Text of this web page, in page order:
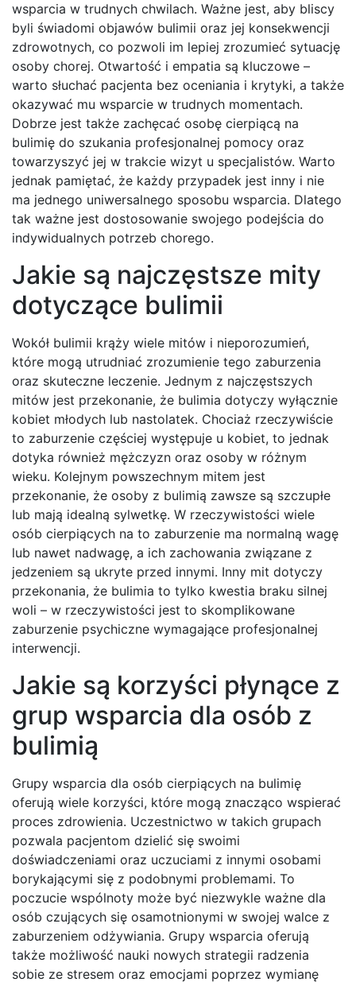
wsparcia w trudnych chwilach. Ważne jest, aby bliscy
byli świadomi objawów bulimii oraz jej konsekwencji
zdrowotnych, co pozwoli im lepiej zrozumieć sytuację
osoby chorej. Otwartość i empatia są kluczowe –
warto słuchać pacjenta bez oceniania i krytyki, a także
okazywać mu wsparcie w trudnych momentach.
Dobrze jest także zachęcać osobę cierpiącą na
bulimię do szukania profesjonalnej pomocy oraz
towarzyszyć jej w trakcie wizyt u specjalistów. Warto
jednak pamiętać, że każdy przypadek jest inny i nie
ma jednego uniwersalnego sposobu wsparcia. Dlatego
tak ważne jest dostosowanie swojego podejścia do
indywidualnych potrzeb chorego.
Jakie są najczęstsze mity
dotyczące bulimii
Wokół bulimii krąży wiele mitów i nieporozumień,
które mogą utrudniać zrozumienie tego zaburzenia
oraz skuteczne leczenie. Jednym z najczęstszych
mitów jest przekonanie, że bulimia dotyczy wyłącznie
kobiet młodych lub nastolatek. Chociaż rzeczywiście
to zaburzenie częściej występuje u kobiet, to jednak
dotyka również mężczyzn oraz osoby w różnym
wieku. Kolejnym powszechnym mitem jest
przekonanie, że osoby z bulimią zawsze są szczupłe
lub mają idealną sylwetkę. W rzeczywistości wiele
osób cierpiących na to zaburzenie ma normalną wagę
lub nawet nadwagę, a ich zachowania związane z
jedzeniem są ukryte przed innymi. Inny mit dotyczy
przekonania, że bulimia to tylko kwestia braku silnej
woli – w rzeczywistości jest to skomplikowane
zaburzenie psychiczne wymagające profesjonalnej
interwencji.
Jakie są korzyści płynące z
grup wsparcia dla osób z
bulimią
Grupy wsparcia dla osób cierpiących na bulimię
oferują wiele korzyści, które mogą znacząco wspierać
proces zdrowienia. Uczestnictwo w takich grupach
pozwala pacjentom dzielić się swoimi
doświadczeniami oraz uczuciami z innymi osobami
borykającymi się z podobnymi problemami. To
poczucie wspólnoty może być niezwykle ważne dla
osób czujących się osamotnionymi w swojej walce z
zaburzeniem odżywiania. Grupy wsparcia oferują
także możliwość nauki nowych strategii radzenia
sobie ze stresem oraz emocjami poprzez wymianę